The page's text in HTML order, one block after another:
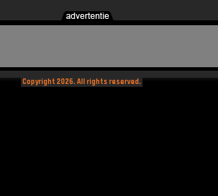
Copyright 2026. All rights reserved.